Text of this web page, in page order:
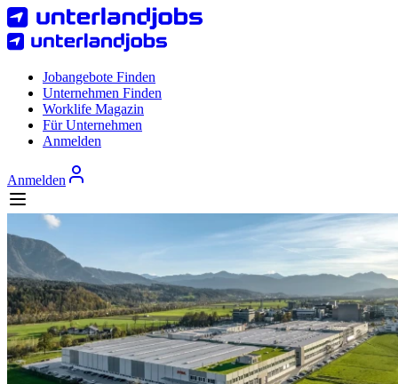
Jobangebote Finden
Unternehmen Finden
Worklife Magazin
Für Unternehmen
Anmelden
Anmelden